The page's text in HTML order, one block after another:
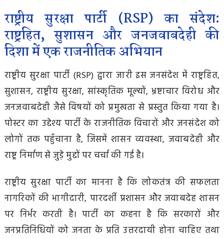
राष्ट्रीय सुरक्षा पार्टी (RSP) का संदेश:
राष्ट्रहित, सुशासन और जनजवाबदेही की
दिशा में एक राजनीतिक अभियान
राष्ट्रीय सुरक्षा पार्टी (RSP) द्वारा जारी इस जनसंदेश में राष्ट्रहित,
सुशासन, राष्ट्रीय सुरक्षा, सांस्कृतिक मूल्यों, भ्रष्टाचार विरोध और
जनजवाबदेही जैसे विषयों को प्रमुखता से प्रस्तुत किया गया है।
पोस्टर का उद्देश्य पार्टी के राजनीतिक विचारों और जनसंदेश को
लोगों तक पहुँचाना है, जिसमें शासन व्यवस्था, जवाबदेही और
राष्ट्र निर्माण से जुड़े मुद्दों पर चर्चा की गई है।
राष्ट्रीय सुरक्षा पार्टी का मानना है कि लोकतंत्र की सफलता
नागरिकों की भागीदारी, पारदर्शी प्रशासन और जवाबदेह शासन
पर निर्भर करती है। पार्टी का कहना है कि सरकारों और
जनप्रतिनिधियों को जनता के प्रति उत्तरदायी होना चाहिए तथा